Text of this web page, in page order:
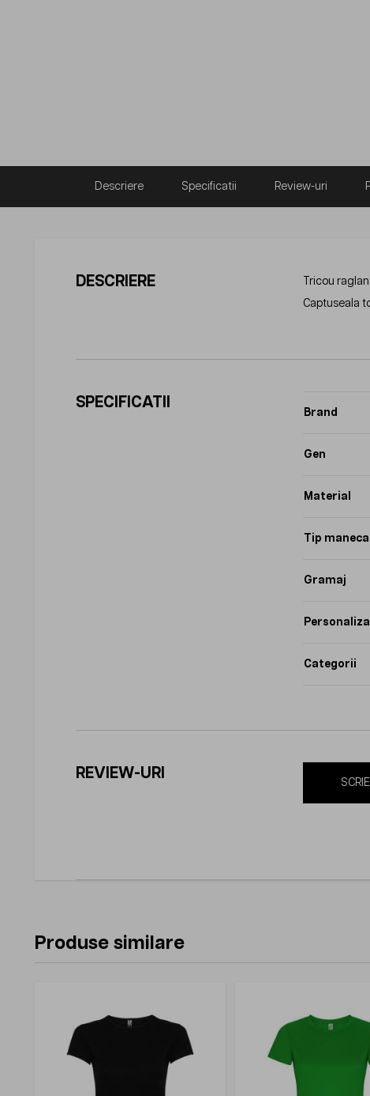
Descriere Specificatii Review-uri
DESCRIERE
Tricou
Captuseala
SPECIFICATII
Brand
Gen
Material
Tip maneca
Gramaj
Categorii
REVIEW-URI
Produse similare